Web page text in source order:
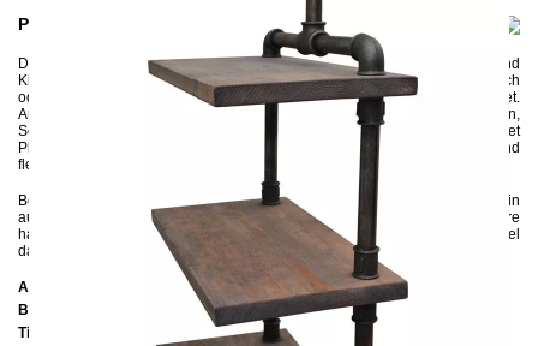
Produktinformationen
Der robuste Kleiderständer CALAMUS wird aus Wasserrohren und
Kiefernholz gefertigt. Es ist ein idealer Möbelstück für den Eingangsbereich
oder Schlafzimmer, der genügend Platz für alle unsere Lieblingsteile bietet.
Auf den Seitenablagen finden jegliche Kleinigkeiten wie Schlüsseln,
Schmück oder Geldbörse ihren Platz und die praktische Unterablage bietet
Platz für Schuhe und Taschen. Dank der vier Rollen ist er beweglich und
flexibel.
Beachten Sie bitte, dass es sich bei diesem Möbelstück um ein in
aufwändiger Handarbeit hergestelltes Unikat und keine Massenware
handelt. Unregelmäßigkeiten und Unebenheiten stellen somit keinen Mangel
dar, sondern unterstreichen dessen individuellen Charakter.
Abmessungen
Breite:
Tiefe: